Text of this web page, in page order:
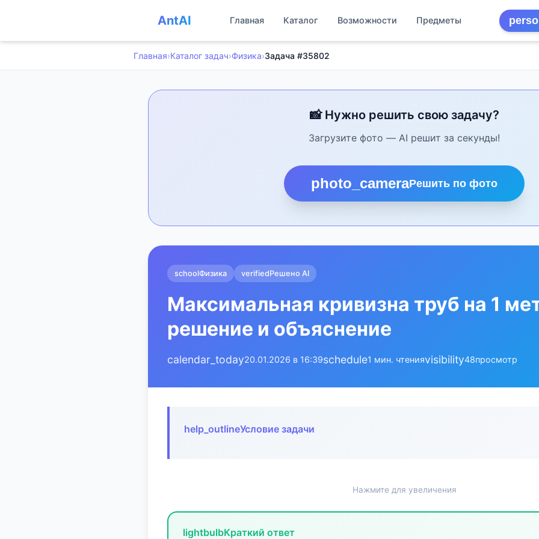
AntAI Главная Каталог Возможности Предметы
Главная›Каталог задач›Физика›Задача #35802
📸 Нужно решить свою задачу?
Загрузите фото — AI решит за секунды!
photo_cameraРешить по фото
schoolФизика verifiedРешено AI
Максимальная кривизна труб на 1
решение и объяснение
calendar_today20.01.2026 в 16:39schedule1 мин. чтенияvisibility48просмотр
help_outlineУсловие задачи
Нажмите для увеличения
lightbulbКраткий ответ